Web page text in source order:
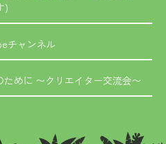
)
チャンネル
めに 〜クリエイター交流会〜